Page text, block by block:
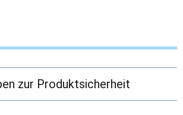
zur Produktsicherheit